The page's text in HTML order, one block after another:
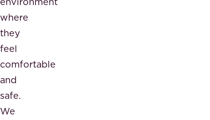
where
they
feel
comfortable
and
safe.
We